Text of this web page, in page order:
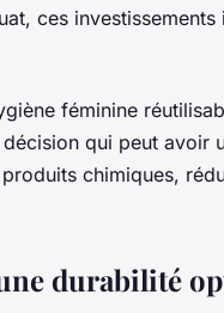
ces
féminine
décision qui peut
chimiques,
durabilité